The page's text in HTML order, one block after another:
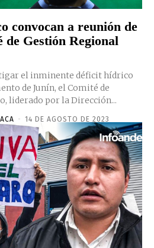
convocan a reunión de
de Gestión Regional
el inminente déficit hídrico
de Junín, el Comité de
liderado por la Dirección...
- 14 DE AGOSTO DE 2023